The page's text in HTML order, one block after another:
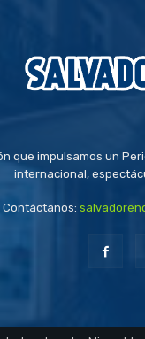
que impulsamos un
internacional,
Contáctanos: